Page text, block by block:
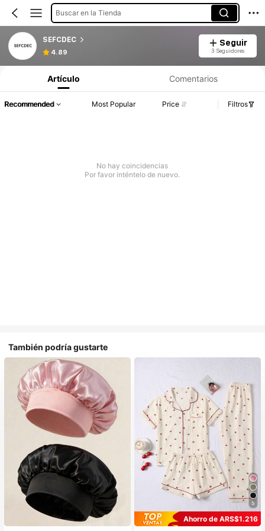
Buscar en la Tienda
SEFCDEC
4.89
Seguir
3 Seguidores
Artículo Comentarios
Recommended Most Popular Price Filtros
No hay coincidencias
Por favor inténtelo de nuevo.
También podría gustarte
5
Ahorro de ARS$1.216
#1 Más vendidos
en Casual-Joven Conjuntos de pijama para mujer